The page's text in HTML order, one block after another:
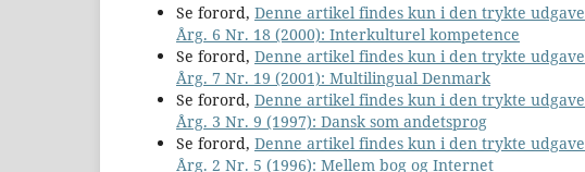
Se forord, Denne artikel findes kun i den trykte udgave
Årg. 6 Nr. 18 (2000): Interkulturel kompetence
Se forord, Denne artikel findes kun i den trykte udgave
Årg. 7 Nr. 19 (2001): Multilingual Denmark
Se forord, Denne artikel findes kun i den trykte udgave
Årg. 3 Nr. 9 (1997): Dansk som andetsprog
Se forord, Denne artikel findes kun i den trykte udgave
Årg. 2 Nr. 5 (1996): Mellem bog og Internet